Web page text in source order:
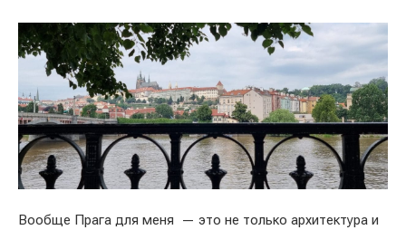
Вообще Прага для меня — это не только архитектура и